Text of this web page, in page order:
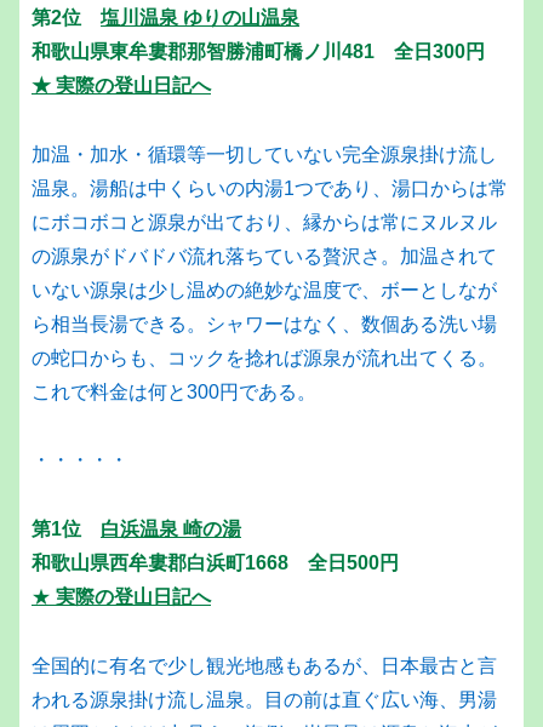
第2位 塩川温泉 ゆりの山温泉
和歌山県東牟婁郡那智勝浦町橋ノ川481 全日300円
★ 実際の登山日記へ
加温・加水・循環等一切していない完全源泉掛け流し
温泉。湯船は中くらいの内湯1つであり、湯口からは常
にボコボコと源泉が出ており、縁からは常にヌルヌル
の源泉がドバドバ流れ落ちている贅沢さ。加温されて
いない源泉は少し温めの絶妙な温度で、ボーとしなが
ら相当長湯できる。シャワーはなく、数個ある洗い場
の蛇口からも、コックを捻れば源泉が流れ出てくる。
これで料金は何と300円である。
・・・・・
第1位 白浜温泉 崎の湯
和歌山県西牟婁郡白浜町1668 全日500円
★ 実際の登山日記へ
全国的に有名で少し観光地感もあるが、日本最古と言
われる源泉掛け流し温泉。目の前は直ぐ広い海、男湯